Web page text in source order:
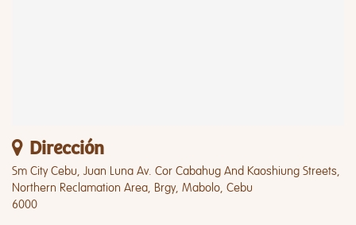
Dirección
Sm City Cebu, Juan Luna Av. Cor Cabahug And Kaoshiung Streets,
Northern Reclamation Area, Brgy, Mabolo, Cebu
6000